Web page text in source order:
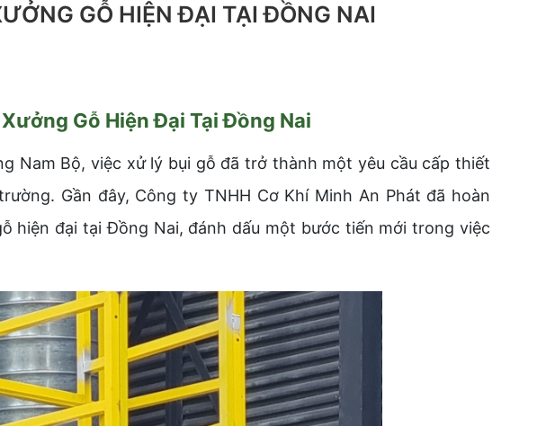
GỖ HIỆN ĐẠI TẠI ĐỒNG NAI
Gỗ Hiện Đại Tại Đồng Nai
Nam Bộ, việc xử lý bụi gỗ đã trở thành một yêu cầu cấp thiết
Gần đây, Công ty TNHH Cơ Khí Minh An Phát đã hoàn
hiện đại tại Đồng Nai, đánh dấu một bước tiến mới trong việc